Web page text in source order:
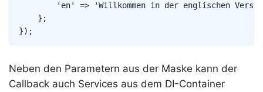
'en'
=>
'Willkommen in der englischen
} ;
}) ;
Neben den Parametern aus der Maske kann der
Callback auch Services aus dem DI-Container